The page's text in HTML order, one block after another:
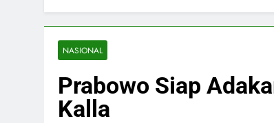
NASIONAL
Prabowo Siap
Kalla